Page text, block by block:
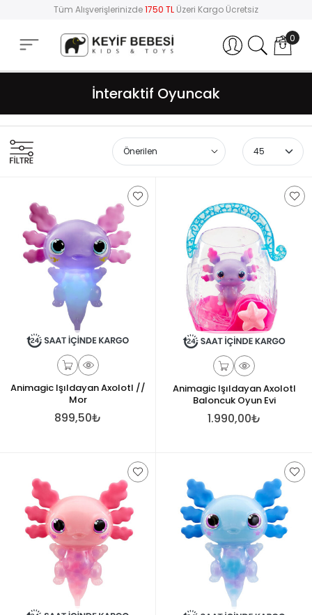
Tüm Alışverişlerinizde1750 TL Üzeri Kargo Ücretsiz
Hesabım 0
İnteraktif Oyuncak
Animagic Işıldayan Axolotl //
Mor
899,50₺
Animagic Işıldayan Axolotl
Baloncuk Oyun Evi
1.990,00₺